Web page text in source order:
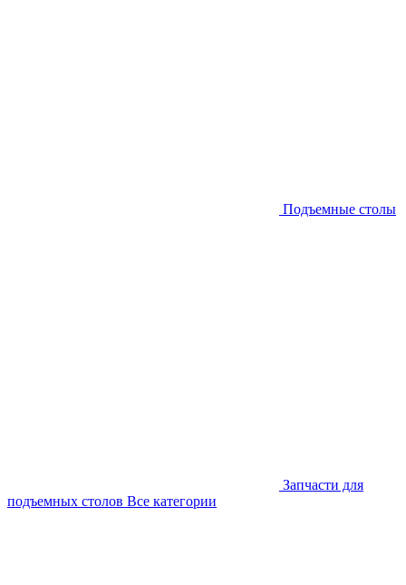
Подъемные столы
Запчасти для
подъемных столов Все категории